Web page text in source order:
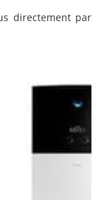
directement par